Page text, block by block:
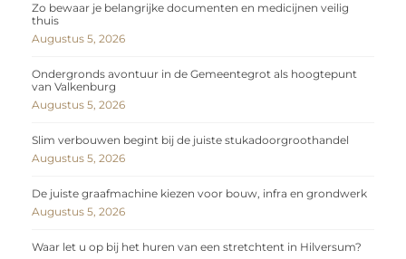
Zo bewaar je belangrijke documenten en medicijnen veilig
thuis
Augustus 5, 2026
Ondergronds avontuur in de Gemeentegrot als hoogtepunt
van Valkenburg
Augustus 5, 2026
Slim verbouwen begint bij de juiste stukadoorgroothandel
Augustus 5, 2026
De juiste graafmachine kiezen voor bouw, infra en grondwerk
Augustus 5, 2026
Waar let u op bij het huren van een stretchtent in Hilversum?